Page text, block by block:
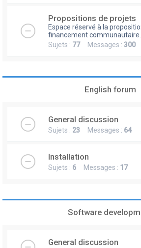
Propositions de projets
Espace réservé à la
financement communautaire.
Sujets : 77Messages : 300
English forum
General discussion
Sujets : 23 Messages : 64
Installation
Sujets : 6 Messages : 17
Software
General discussion